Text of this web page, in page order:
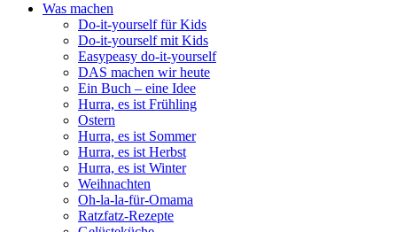
Was machen
Do-it-yourself für Kids
Do-it-yourself mit Kids
Easypeasy do-it-yourself
DAS machen wir heute
Ein Buch – eine Idee
Hurra, es ist Frühling
Ostern
Hurra, es ist Sommer
Hurra, es ist Herbst
Hurra, es ist Winter
Weihnachten
Oh-la-la-für-Omama
Ratzfatz-Rezepte